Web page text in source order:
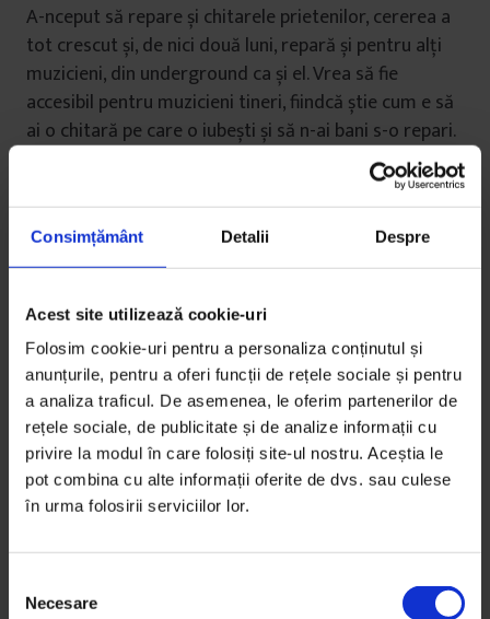
Consimțământ Detalii Despre
Acest site utilizează cookie-uri
Folosim cookie-uri pentru a personaliza conținutul și
anunțurile, pentru a oferi funcții de rețele sociale și pentru
a analiza traficul. De asemenea, le oferim partenerilor de
rețele sociale, de publicitate și de analize informații cu
privire la modul în care folosiți site-ul nostru. Aceștia le
pot combina cu alte informații oferite de dvs. sau culese
în urma folosirii serviciilor lor.
Necesare
A-nceput să repare și chitarele prietenilor, cererea a
tot crescut și, de nici două luni, repară și pentru alți
muzicieni, din underground ca și el. Vrea să fie
accesibil pentru muzicieni tineri, fiindcă știe cum e să
ai o chitară pe care o iubești și să n-ai bani s-o repari.
postează povestea reparațiilor, cu
fotografii; e o transparență pe care și-ar dori-o și el,
dacă și-ar da chitara la reparat. Muzicienii sunt
posesivi cu instrumentele lor.